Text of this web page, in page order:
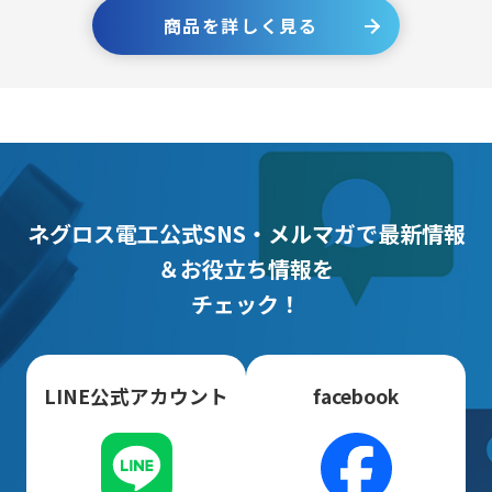
商品を詳しく見る
ネグロス電工公式SNS・メルマガで最新情報
＆お役立ち情報を
チェック！
LINE公式アカウント facebook